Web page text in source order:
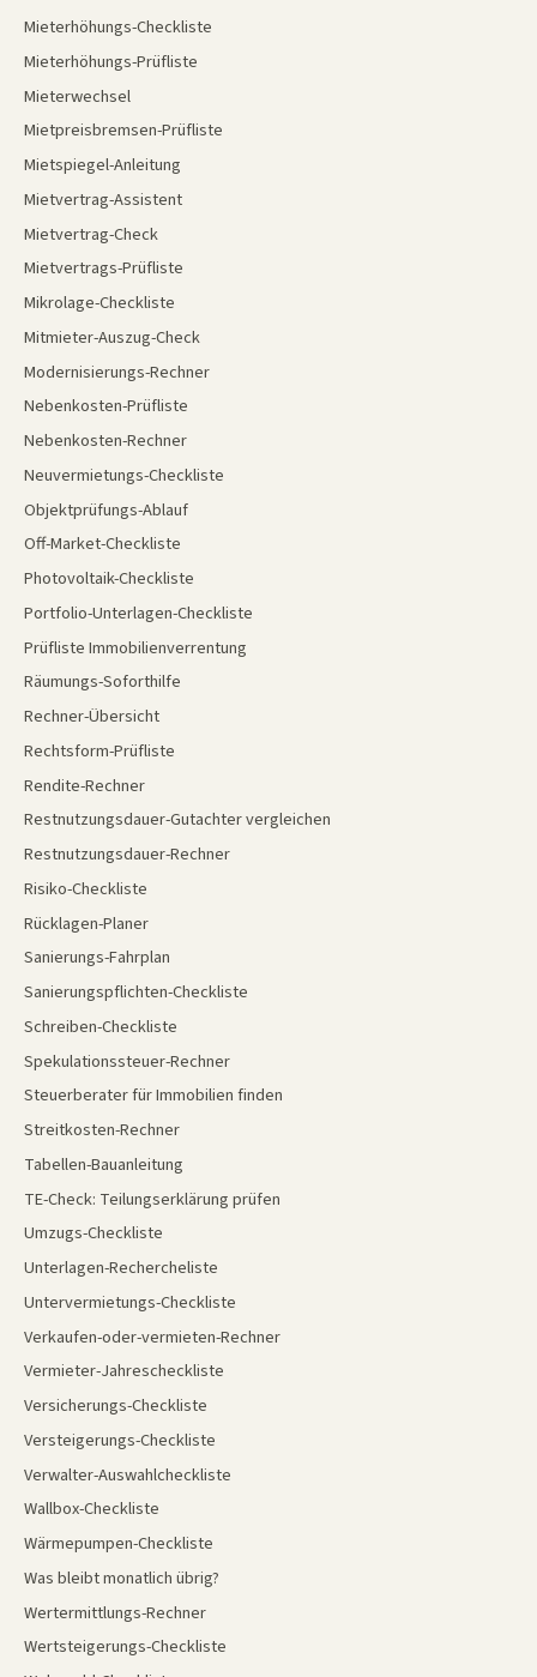
Mieterhöhungs-Checkliste
Mieterhöhungs-Prüfliste
Mieterwechsel
Mietpreisbremsen-Prüfliste
Mietspiegel-Anleitung
Mietvertrag-Assistent
Mietvertrag-Check
Mietvertrags-Prüfliste
Mikrolage-Checkliste
Mitmieter-Auszug-Check
Modernisierungs-Rechner
Nebenkosten-Prüfliste
Nebenkosten-Rechner
Neuvermietungs-Checkliste
Objektprüfungs-Ablauf
Off-Market-Checkliste
Photovoltaik-Checkliste
Portfolio-Unterlagen-Checkliste
Prüfliste Immobilienverrentung
Räumungs-Soforthilfe
Rechner-Übersicht
Rechtsform-Prüfliste
Rendite-Rechner
Restnutzungsdauer-Gutachter vergleichen
Restnutzungsdauer-Rechner
Risiko-Checkliste
Rücklagen-Planer
Sanierungs-Fahrplan
Sanierungspflichten-Checkliste
Schreiben-Checkliste
Spekulationssteuer-Rechner
Steuerberater für Immobilien finden
Streitkosten-Rechner
Tabellen-Bauanleitung
TE-Check: Teilungserklärung prüfen
Umzugs-Checkliste
Unterlagen-Rechercheliste
Untervermietungs-Checkliste
Verkaufen-oder-vermieten-Rechner
Vermieter-Jahrescheckliste
Versicherungs-Checkliste
Versteigerungs-Checkliste
Verwalter-Auswahlcheckliste
Wallbox-Checkliste
Wärmepumpen-Checkliste
Was bleibt monatlich übrig?
Wertermittlungs-Rechner
Wertsteigerungs-Checkliste